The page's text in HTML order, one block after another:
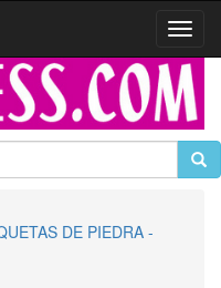
DE PIEDRA -